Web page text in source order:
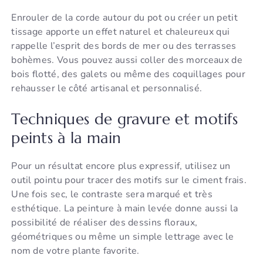
Enrouler de la corde autour du pot ou créer un petit
tissage apporte un effet naturel et chaleureux qui
rappelle l’esprit des bords de mer ou des terrasses
bohèmes. Vous pouvez aussi coller des morceaux de
bois flotté, des galets ou même des coquillages pour
rehausser le côté artisanal et personnalisé.
Techniques de gravure et motifs
peints à la main
Pour un résultat encore plus expressif, utilisez un
outil pointu pour tracer des motifs sur le ciment frais.
Une fois sec, le contraste sera marqué et très
esthétique. La peinture à main levée donne aussi la
possibilité de réaliser des dessins floraux,
géométriques ou même un simple lettrage avec le
nom de votre plante favorite.